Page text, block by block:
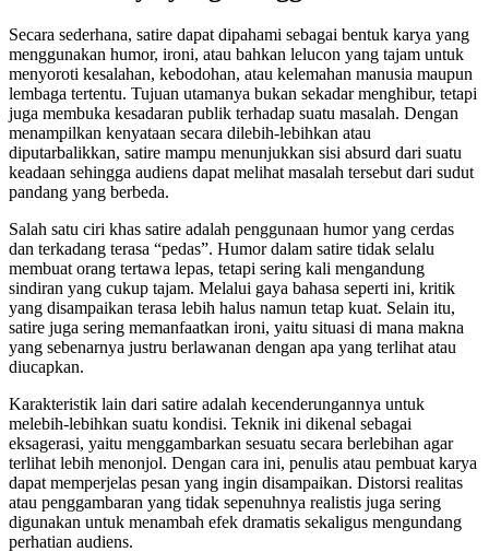
Secara sederhana, satire dapat dipahami sebagai bentuk karya yang
menggunakan humor, ironi, atau bahkan lelucon yang tajam untuk
menyoroti kesalahan, kebodohan, atau kelemahan manusia maupun
lembaga tertentu. Tujuan utamanya bukan sekadar menghibur, tetapi
juga membuka kesadaran publik terhadap suatu masalah. Dengan
menampilkan kenyataan secara dilebih-lebihkan atau
diputarbalikkan, satire mampu menunjukkan sisi absurd dari suatu
keadaan sehingga audiens dapat melihat masalah tersebut dari sudut
pandang yang berbeda.
Salah satu ciri khas satire adalah penggunaan humor yang cerdas
dan terkadang terasa “pedas”. Humor dalam satire tidak selalu
membuat orang tertawa lepas, tetapi sering kali mengandung
sindiran yang cukup tajam. Melalui gaya bahasa seperti ini, kritik
yang disampaikan terasa lebih halus namun tetap kuat. Selain itu,
satire juga sering memanfaatkan ironi, yaitu situasi di mana makna
yang sebenarnya justru berlawanan dengan apa yang terlihat atau
diucapkan.
Karakteristik lain dari satire adalah kecenderungannya untuk
melebih-lebihkan suatu kondisi. Teknik ini dikenal sebagai
eksagerasi, yaitu menggambarkan sesuatu secara berlebihan agar
terlihat lebih menonjol. Dengan cara ini, penulis atau pembuat karya
dapat memperjelas pesan yang ingin disampaikan. Distorsi realitas
atau penggambaran yang tidak sepenuhnya realistis juga sering
digunakan untuk menambah efek dramatis sekaligus mengundang
perhatian audiens.